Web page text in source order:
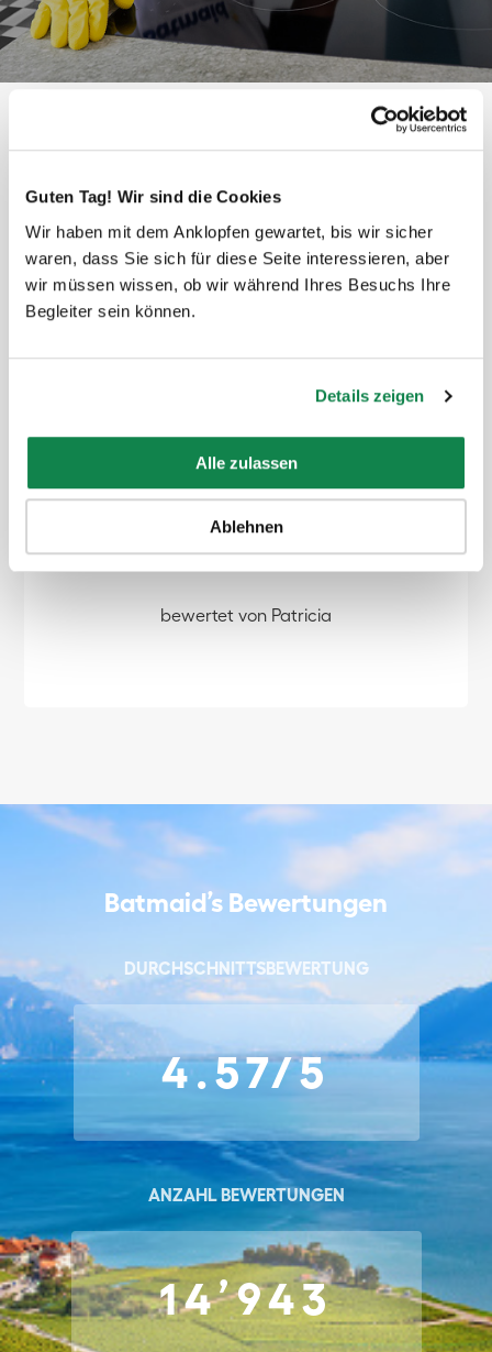
Guten Tag! Wir sind die Cookies
Wir haben mit dem Anklopfen gewartet, bis wir sicher
waren, dass Sie sich für diese Seite interessieren, aber
wir müssen wissen, ob wir während Ihres Besuchs Ihre
Begleiter sein können.
Details zeigen
Alle zulassen
Ablehnen
Thun?
gezaubert!
bewertet von Patricia
Batmaid’s Bewertungen
DURCHSCHNITTSBEWERTUNG
4.57/5
ANZAHL BEWERTUNGEN
14’943